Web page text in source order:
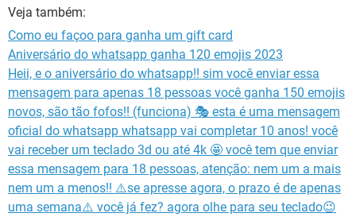
GUIA DE COMPRAS
Veja também:
Como eu façoo para ganha um gift card
Aniversário do whatsapp ganha 120 emojis 2023
Heii, e o aniversário do whatsapp!! sim você enviar essa
mensagem para apenas 18 pessoas você ganha 150 emojis
novos, são tão fofos!! (funciona) 🎭 esta é uma mensagem
oficial do whatsapp whatsapp vai completar 10 anos! você
vai receber um teclado 3d ou até 4k 🤩 você tem que enviar
essa mensagem para 18 pessoas, atenção: nem um a mais
nem um a menos!! ⚠️se apresse agora, o prazo é de apenas
uma semana⚠️ você já fez? agora olhe para seu teclado😉